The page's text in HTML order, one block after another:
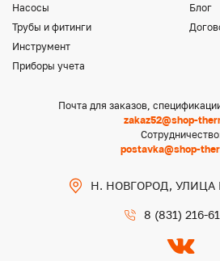
Насосы
Трубы и фитинги
Инструмент
Приборы учета
Блог
Почта для заказов,
zakaz52@shop-
postavka@shop-
Н. НОВГОРОД, УЛИЦА
8 (831) 216-